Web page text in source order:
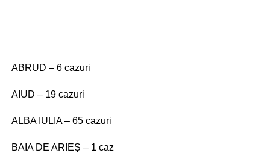
ABRUD – 6 cazuri
AIUD – 19 cazuri
ALBA IULIA – 65 cazuri
BAIA DE ARIEȘ – 1 caz